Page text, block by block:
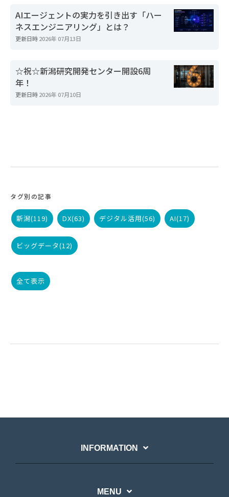
AIエージェントの実力を引き出す「ハー
ネスエンジニアリング」とは？
更新日時2026年 07月13日
☆祝☆新潟研究開発センター開設6周
年！
更新日時2026年 07月10日
タグ別の記事
新潟(119) DX(63) デジタル活用(56) AI(17)
ビッグデータ(12)
全て表示
INFORMATION
MENU